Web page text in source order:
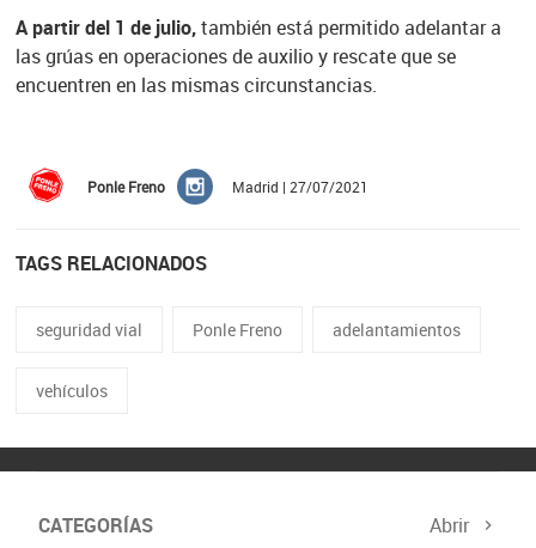
A partir del 1 de julio,también está permitido adelantar a
las grúas en operaciones de auxilio y rescate que se
encuentren en las mismas circunstancias.
Ponle Freno Madrid | 27/07/2021
TAGS RELACIONADOS
seguridad vial Ponle Freno adelantamientos
vehículos
CATEGORÍAS Abrir